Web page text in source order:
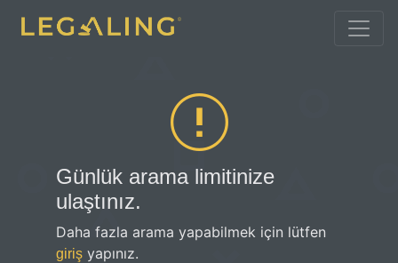
Günlük arama limitinize
ulaştınız.
Daha fazla arama yapabilmek için lütfen
giriş yapınız.